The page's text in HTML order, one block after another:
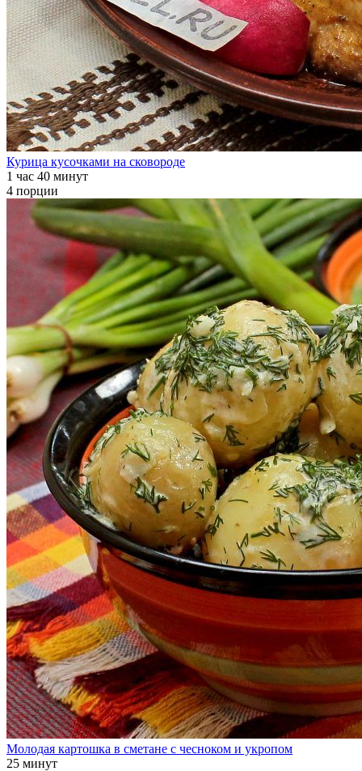
Курица кусочками на сковороде
1 час 40 минут
4 порции
Молодая картошка в сметане с чесноком и укропом
25 минут